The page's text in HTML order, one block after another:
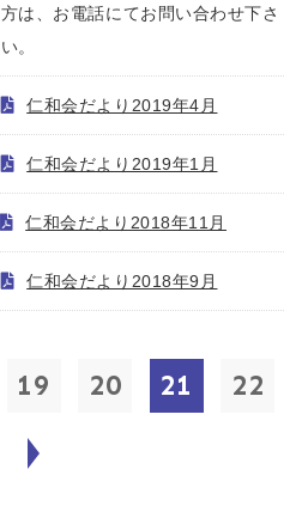
方は、お電話にてお問い合わせ下さ
い。
仁和会だより2019年4月
仁和会だより2019年1月
仁和会だより2018年11月
仁和会だより2018年9月
19 20 21 22